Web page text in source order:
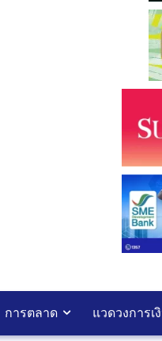
การตลาด แวดวงการเ